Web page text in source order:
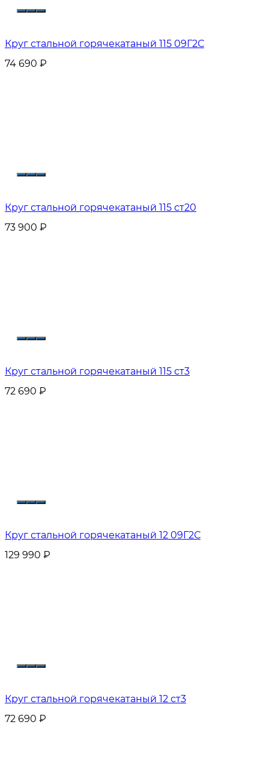
Круг стальной горячекатаный 115 09Г2С
74 690 ₽
Круг стальной горячекатаный 115 ст20
73 900 ₽
Круг стальной горячекатаный 115 ст3
72 690 ₽
Круг стальной горячекатаный 12 09Г2С
129 990 ₽
Круг стальной горячекатаный 12 ст3
72 690 ₽